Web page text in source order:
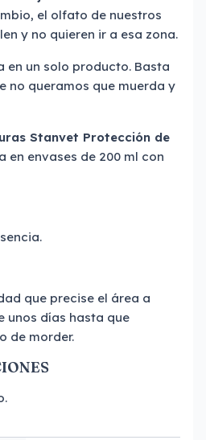
el olfato de nuestros
y no quieren ir a esa zona.
en un solo producto. Basta
no queramos que muerda y
Stanvet Protección de
en envases de 200 ml con
que precise el área a
unos días hasta que
de morder.